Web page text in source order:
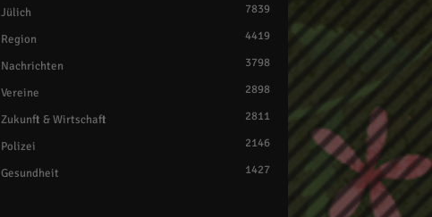
Jülich 7839
Region 4419
Nachrichten 3798
Vereine 2898
Zukunft & Wirtschaft 2811
Polizei 2146
Gesundheit 1427